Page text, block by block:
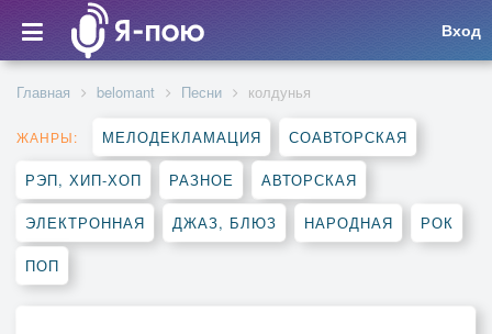
Вход
Главная belomant Песни колдунья
ЖАНРЫ: МЕЛОДЕКЛАМАЦИЯ СОАВТОРСКАЯ
РЭП, ХИП-ХОП РАЗНОЕ АВТОРСКАЯ
ЭЛЕКТРОННАЯ ДЖАЗ, БЛЮЗ НАРОДНАЯ РОК
ПОП